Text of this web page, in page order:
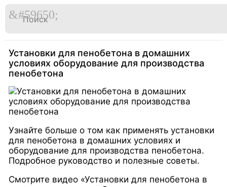
Перейти
Установки для пенобетона в домашних
условиях оборудование для производства
пенобетона
Узнайте больше о том как применять установки
для пенобетона в домашних условиях и
оборудование для производства пенобетона.
Подробное руководство и полезные советы.
Смотрите видео «Установки для пенобетона в